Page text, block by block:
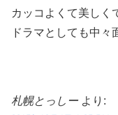
カッコよくて美しく
ドラマとしても中々
札幌とっしー より: